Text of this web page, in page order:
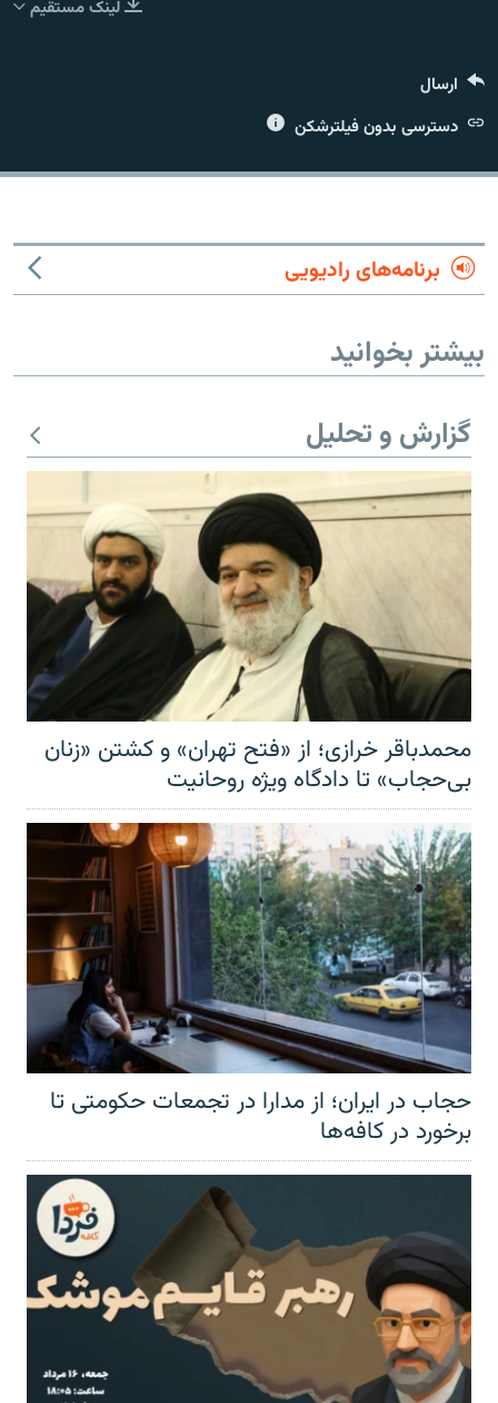
زبان‌های دیگر
لینک مستقیم
ارسال
دسترسی بدون فیلترشکن
برنامه‌های رادیویی
بیشتر بخوانید
گزارش و تحلیل
محمدباقر خرازی؛ از «فتح تهران» و کشتن «زنان
بی‌حجاب» تا دادگاه ویژه روحانیت
حجاب در ایران؛ از مدارا در تجمعات حکومتی تا
برخورد در کافه‌ها